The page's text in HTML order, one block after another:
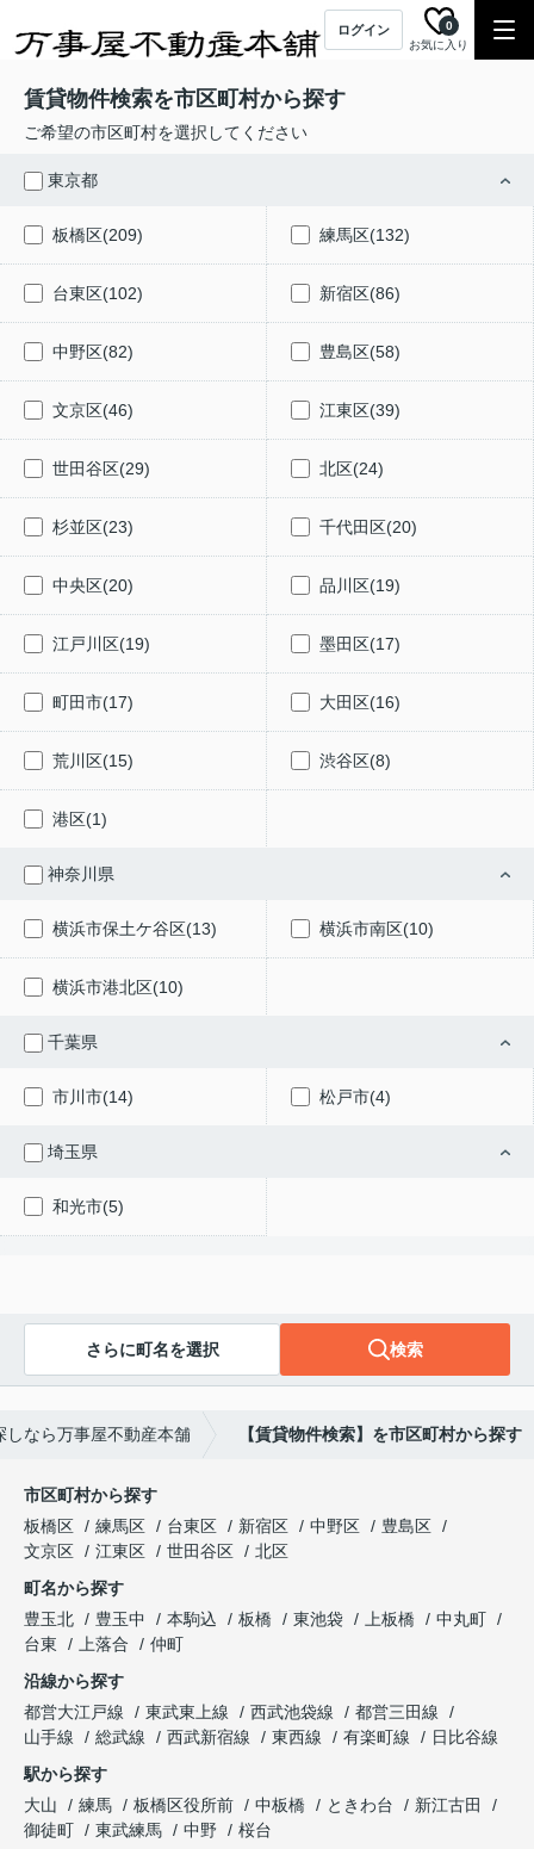
ログイン
お気に入り
0
賃貸物件検索を市区町村から探す
ご希望の市区町村を選択してください
東京都
板橋区(209) 練馬区(132)
台東区(102) 新宿区(86)
中野区(82) 豊島区(58)
文京区(46) 江東区(39)
世田谷区(29) 北区(24)
杉並区(23) 千代田区(20)
中央区(20) 品川区(19)
江戸川区(19) 墨田区(17)
町田市(17) 大田区(16)
荒川区(15) 渋谷区(8)
港区(1)
神奈川県
横浜市保土ケ谷区(13) 横浜市南区(10)
横浜市港北区(10)
千葉県
市川市(14) 松戸市(4)
埼玉県
和光市(5)
さらに町名を選択 検索
なら万事屋不動産本舗 【賃貸物件検索】を市区町村から探す
市区町村から探す
板橋区
練馬区 台東区 新宿区 中野区
豊島区
文京区
江東区 世田谷区
北区
町名から探す
豊玉北
豊玉中 本駒込 板橋 東池袋 上板橋
中丸町
台東
上落合
仲町
沿線から探す
都営大江戸線
東武東上線 西武池袋線
都営三田線
山手線
総武線 西武新宿線 東西線 有楽町線
日比谷線
駅から探す
大山
練馬 板橋区役所前 中板橋 ときわ台
新江古田
御徒町
東武練馬 中野 桜台